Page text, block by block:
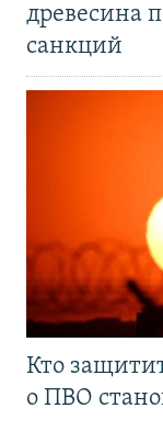
древесина
санкций
Кто
о ПВО